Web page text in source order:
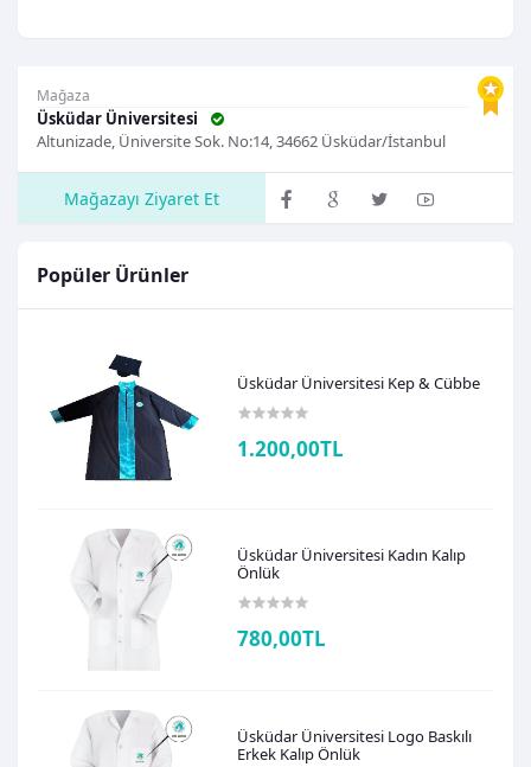
Mağaza
Üsküdar Üniversitesi
Altunizade, Üniversite Sok. No:14, 34662 Üsküdar/İstanbul
Mağazayı Ziyaret Et
Popüler Ürünler
Üsküdar Üniversitesi Kep & Cübbe
1.200,00TL
Üsküdar Üniversitesi Kadın Kalıp
Önlük
780,00TL
Üsküdar Üniversitesi Logo Baskılı
Erkek Kalıp Önlük